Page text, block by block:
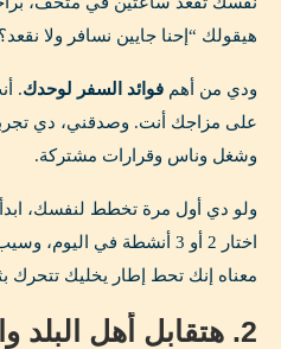
هيقولك “إحنا جايين نسافر ولا
ودي من أهم فوائد السفر لوحدك.
على مزاجك أنت. وصدقني، دي تجربة
وشغل وناس وقرارات مشتركة.
اختار 2 أو 3 أنشطة في
معناه إنك تحط إطار يخليك تتحرك
2. هتقابل أهل البلد والمسافرين بسهولة أكبر